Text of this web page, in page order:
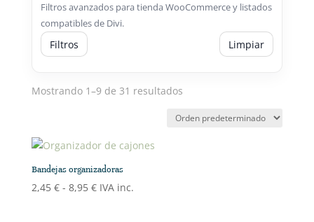
Filtros avanzados para tienda WooCommerce y listados
compatibles de Divi.
Filtros Limpiar
Mostrando 1–9 de 31 resultados
Bandejas organizadoras
2,45 € - 8,95 €Rango
IVA inc.